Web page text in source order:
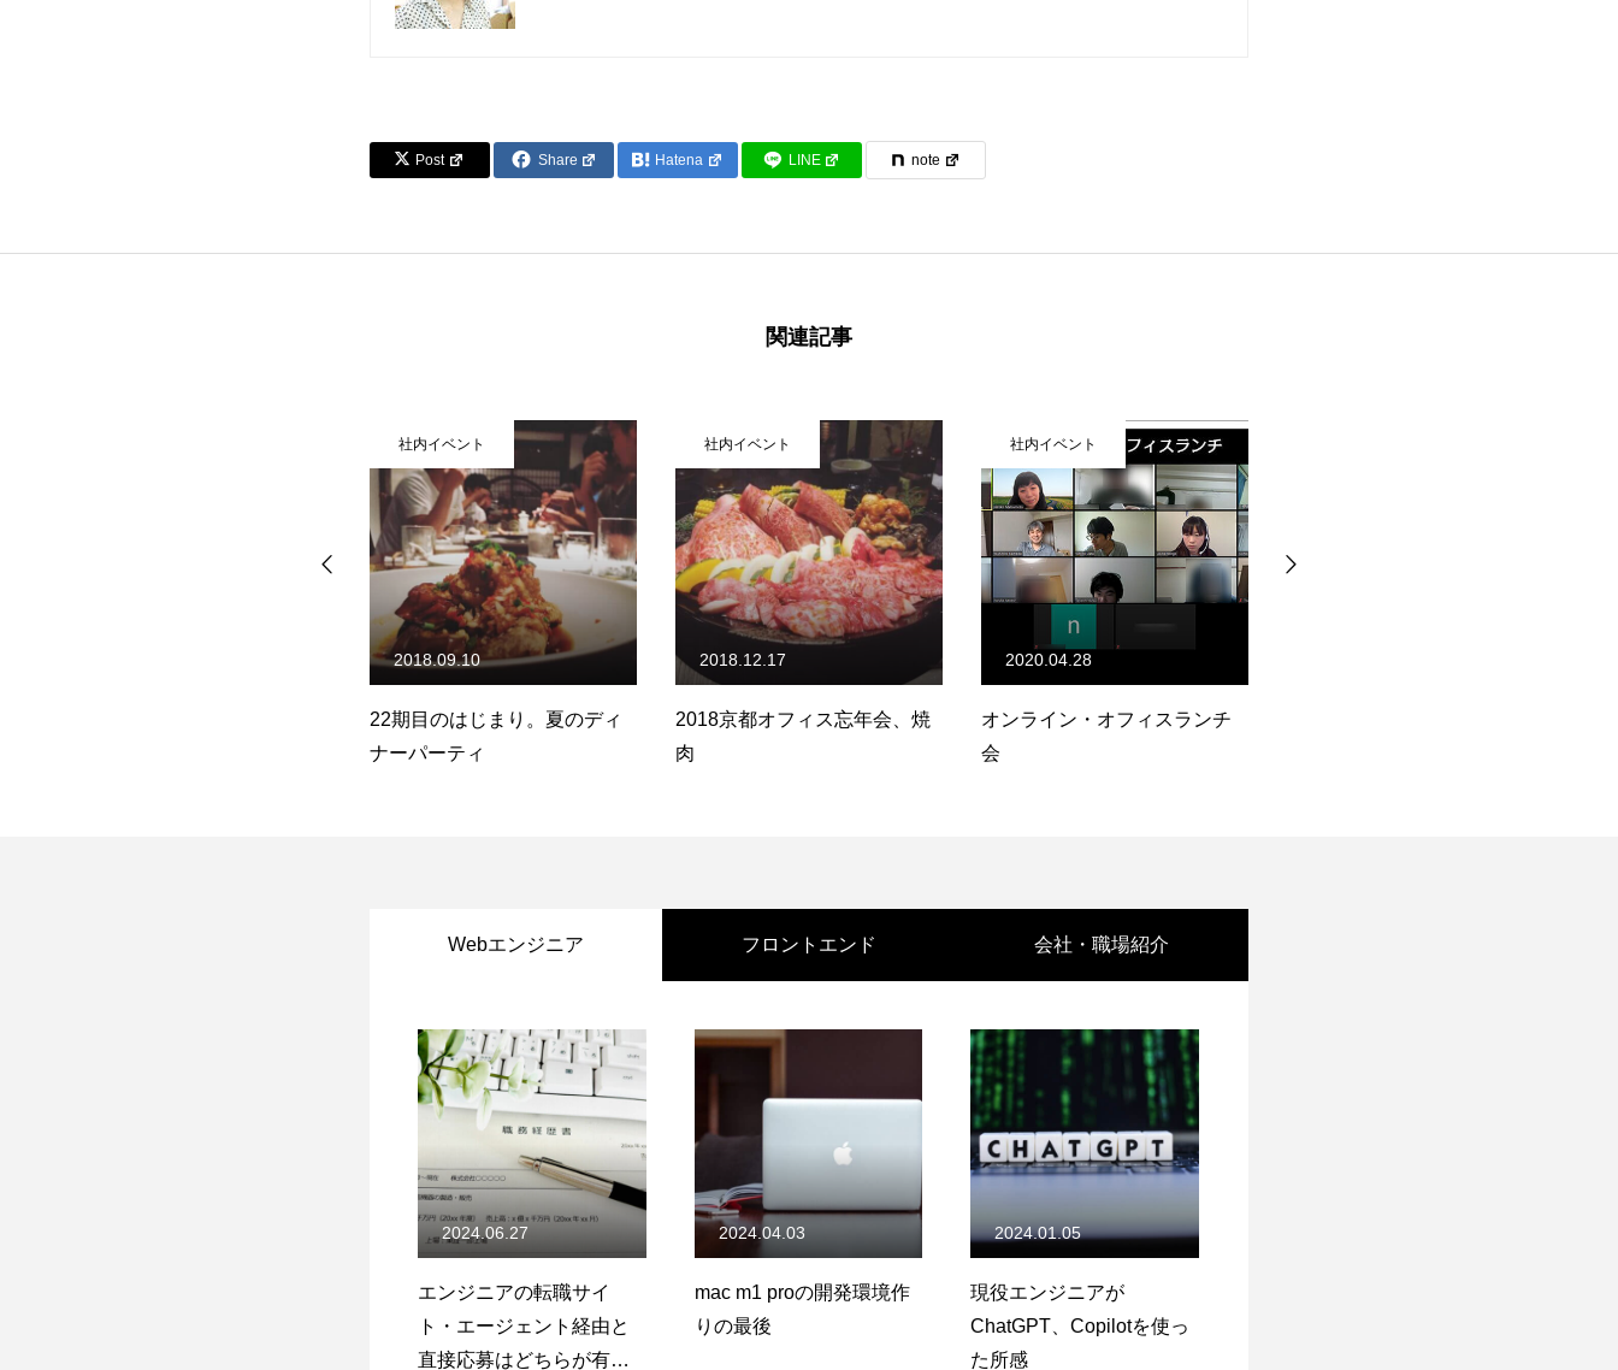
Post Share Hatena LINE note
関連記事
社内イベント
2018京都オフィス忘年会、焼
肉
2018.12.17
社内イベント
オンライン・オフィスランチ
会
2020.04.28
社内イベント
お花見ランチ in 京都
2022.04.04
Webエンジニア フロントエンド 会社・職場紹介
エンジニアの転職サイ
ト・エージェント経由と
直接応募はどちらが有
2024.06.27
mac m1 proの開発環境作
りの最後
2024.04.03
現役エンジニアが
ChatGPT、Copilotを使っ
た所感
2024.01.05